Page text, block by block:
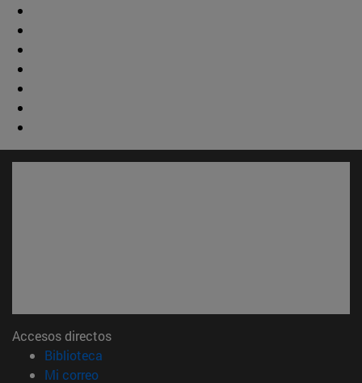
Accesos directos
Biblioteca
Mi correo(abre en nueva ventana)